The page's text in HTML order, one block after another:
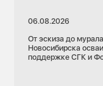
06.08.2026
От эскиза до
Новосибирска
поддержке СГК и